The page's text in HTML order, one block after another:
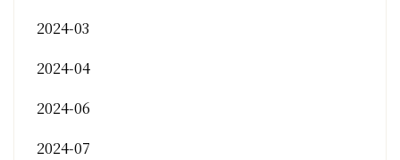
2024-03
2024-04
2024-06
2024-07